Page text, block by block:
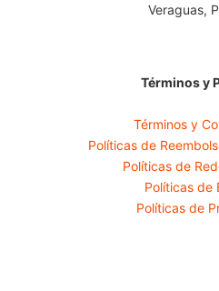
Veraguas,
Términos y
Términos y
Políticas de
Políticas de
Políticas de
Políticas de